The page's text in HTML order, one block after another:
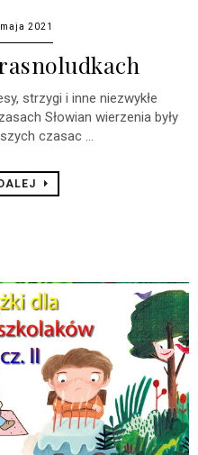
2021
strzygi i inne niezwykłe
Słowian wierzenia były
czasac ...